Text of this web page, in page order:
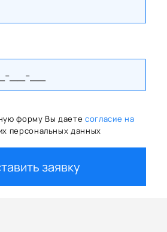
форму Вы даете согласие на
персональных данных
заявку